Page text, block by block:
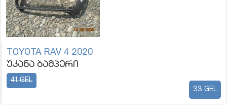
TOYOTA RAV 4 2020
უკანა ბამპერი
41 GEL
33 GEL